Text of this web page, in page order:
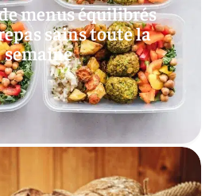
menus équilibrés
sains toute la
semaine